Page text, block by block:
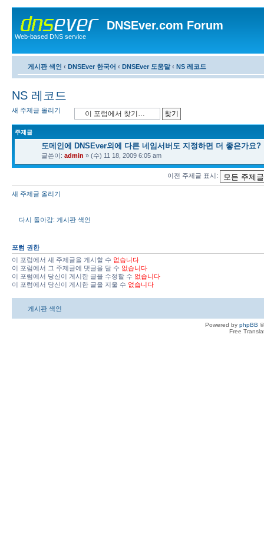
DNSEver.com Forum
Web-based DNS service
게시판 색인 ‹ DNSEver 한국어 ‹ DNSEver 도움말 ‹ NS 레코드
NS 레코드
새 주제글 올리기
주제글
도메인에 DNSEver외에 다른 네임서버도 지정하면 더 좋은가요?
글쓴이: admin » (수) 11 18, 2009 6:05 am
이전 주제글 표시:
새 주제글 올리기
다시 돌아감: 게시판 색인
포럼 권한
이 포럼에서 새 주제글을 게시할 수 없습니다
이 포럼에서 그 주제글에 댓글을 달 수 없습니다
이 포럼에서 당신이 게시한 글을 수정할 수 없습니다
이 포럼에서 당신이 게시한 글을 지울 수 없습니다
게시판 색인
Powered by phpBB
Free